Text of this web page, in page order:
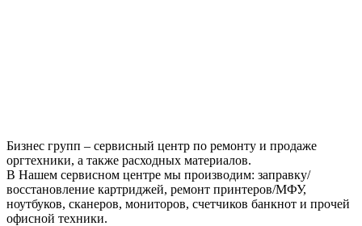
Бизнес групп – сервисный центр по ремонту и продаже
оргтехники, а также расходных материалов.
В Нашем сервисном центре мы производим: заправку/
восстановление картриджей, ремонт принтеров/МФУ,
ноутбуков, сканеров, мониторов, счетчиков банкнот и прочей
офисной техники.